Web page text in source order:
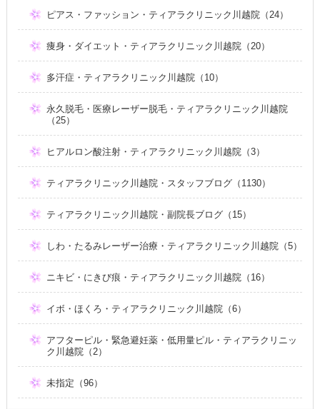
ピアス・ファッション・ティアラクリニック川越院（24）
痩身・ダイエット・ティアラクリニック川越院（20）
多汗症・ティアラクリニック川越院（10）
永久脱毛・医療レーザー脱毛・ティアラクリニック川越院
（25）
ヒアルロン酸注射・ティアラクリニック川越院（3）
ティアラクリニック川越院・スタッフブログ（1130）
ティアラクリニック川越院・副院長ブログ（15）
しわ・たるみレーザー治療・ティアラクリニック川越院（5）
ニキビ・にきび痕・ティアラクリニック川越院（16）
イボ・ほくろ・ティアラクリニック川越院（6）
アフターピル・緊急避妊薬・低用量ピル・ティアラクリニッ
ク川越院（2）
未指定（96）